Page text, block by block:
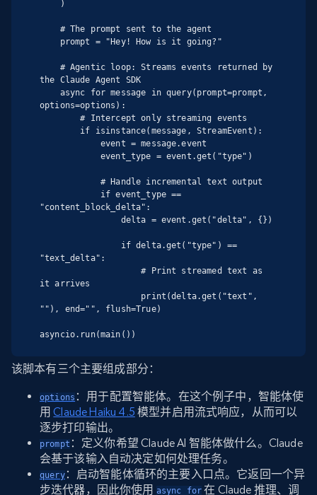
the Claude Agent SDK
options=options):
        # Intercept only streaming events
"content_block_delta":
"text_delta":
                    # Print streamed text as
it arrives
""), end="", flush=True)
asyncio.run(main())
该脚本有三个主要组成部分：
options ：用于配置智能体。在这个例子中，智能体使
用Claude Haiku 4.5 模型并启用流式响应，从而可以
逐步打印输出。
prompt：定义你希望 Claude AI 智能体做什么。Claude
会基于该输入自动决定如何处理任务。
query：启动智能体循环的主要入口点。它返回一个异
步迭代器，因此你使用 async for 在 Claude 推理、调